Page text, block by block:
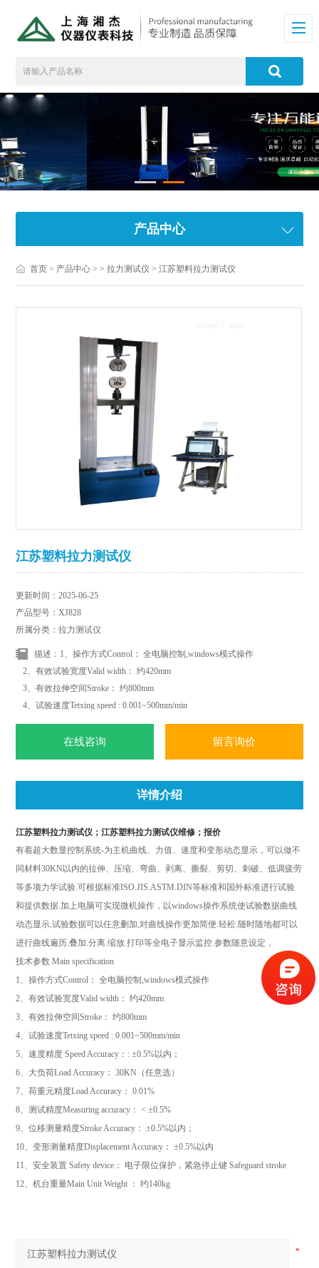
产品中心
首页 > 产品中心 > >拉力测试仪 > 江苏塑料拉力测试仪
江苏塑料拉力测试仪
更新时间：2025-06-25
产品型号：XJ828
所属分类：拉力测试仪
描述：1、操作方式Control： 全电脑控制,windows模式操作
2、有效试验宽度Valid width： 约420mm
3、有效拉伸空间Stroke： 约800mm
4、试验速度Tetxing speed : 0.001~500mm/min
5、速度精度 Speed Accuracy：: ±0.5%以内；
6、Z大负荷Load Accuracy： 30KN(任意选)
在线咨询 留言询价
详情介绍
江苏塑料拉力测试仪；江苏塑料拉力测试仪维修；报价
有着超大数显控制系统-为主机曲线、力值、速度和变形动态显示，可以做不
同材料30KN 以内的拉伸、压缩、弯曲、剥离、撕裂、剪切、刺破、低调疲劳
等多项力学试验.可根据标准ISO.JIS.ASTM.DIN等标准和国外标准进行试验
和提供数据.加上电脑可实现微机操作，以windows操作系统使试验数据曲线
动态显示,试验数据可以任意删加,对曲线操作更加简便.轻松.随时随地都可以
进行曲线遍历.叠加.分离.缩放.打印等全电子显示监控.参数随意设定，
技术参数 Main specification
1、操作方式Control ： 全电脑控制,windows模式操作
2、有效试验宽度Valid width ： 约420mm
3、有效拉伸空间Stroke ： 约800mm
4、试验速度Tetxing speed : 0.001~500mm/min
5、速度精度 Speed Accuracy ： : ±0.5%以内；
6、大负荷Load Accuracy ： 30KN （任意选）
7、荷重元精度Load Accuracy ： 0.01%
8、测试精度Measuring accuracy ： < ±0.5%
9、位移测量精度Stroke Accuracy ： ±0.5%以内；
10、变形测量精度Displacement Accuracy ： ±0.5%以内
11、安全装置 Safety device ： 电子限位保护，紧急停止键 Safeguard stroke
12、机台重量Main Unit Weight ： 约140kg